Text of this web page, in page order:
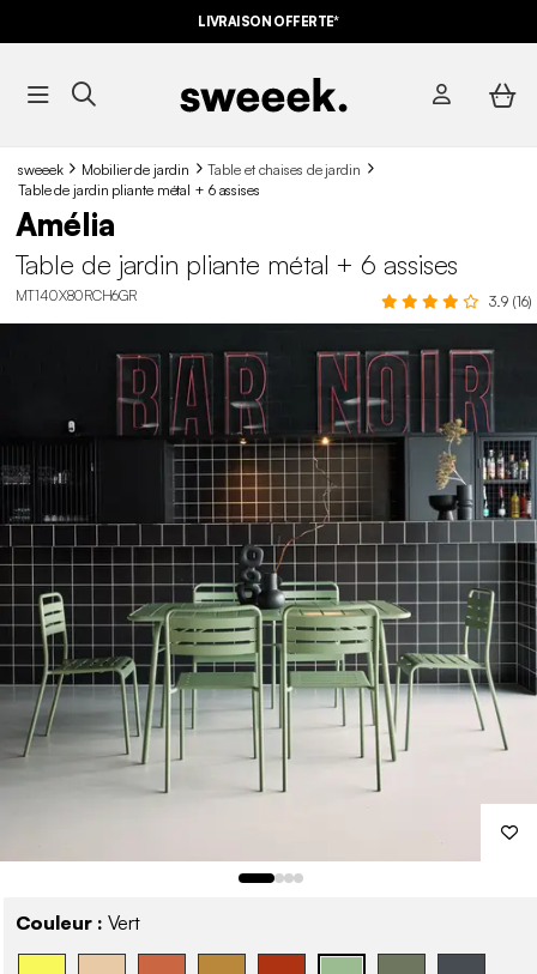
LIVRAISON OFFERTE*
sweeek Mobilier de jardin
Table et chaises de jardin
Table de jardin pliante métal + 6 assises
Amélia
Table de jardin pliante métal + 6 assises
MT140X80RCH6GR 3.9 (16)
Couleur : Vert